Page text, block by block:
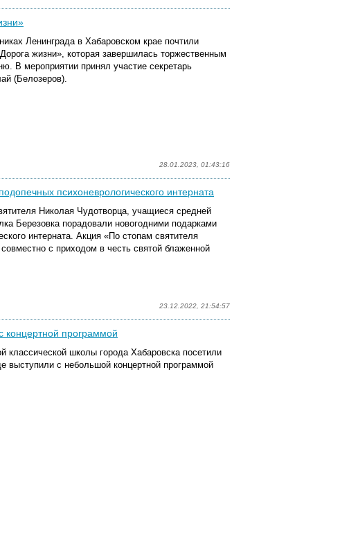
Ленинграда в Хабаровском крае почтили
Дорога жизни», которая завершилась торжественным
В мероприятии принял участие секретарь
(Белозеров).
28.01.2023, 01:43:16
психоневрологического интерната
Николая Чудотворца, учащиеся средней
Березовка порадовали новогодними подарками
интерната. Акция «По стопам святителя
с приходом в честь святой блаженной
23.12.2022, 21:54:57
концертной программой
классической школы города Хабаровска посетили
выступили с небольшой концертной программой